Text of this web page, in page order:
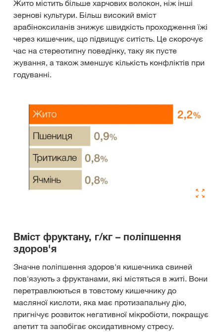
Жито містить більше харчових волокон, ніж інші
зернові культури. Більш високий вміст
арабіноксиланів знижує швидкість проходження їжі
через кишечник, що підвищує ситість. Це скорочує
час на стереотипну поведінку, таку як пусте
жування, а також зменшує кількість конфліктів при
годуванні.
Вміст фруктану, г/кг – поліпшення
здоров'я
Значне поліпшення здоров'я кишечника свиней
пов'язують з фруктанами, які містяться в житі. Вони
перетравлюються в товстому кишечнику до
масляної кислоти, яка має протизапальну дію,
пригнічує розвиток негативної мікробіоти, покращує
апетит та запобігає оксидативному стресу.